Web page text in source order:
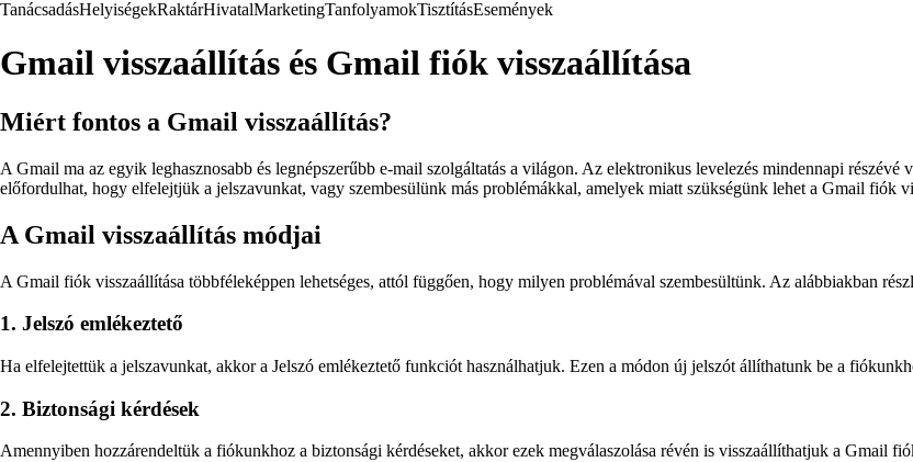
TanácsadásHelyiségekRaktárHivatalMarketingTanfolyamokTisztításEsemények
Gmail visszaállítás és Gmail fiók visszaállítása
Miért fontos a Gmail visszaállítás?
A Gmail ma az egyik leghasznosabb és legnépszerűbb e-mail szolgáltatás a világon. Az elektronikus levelezés mindennapi
előfordulhat, hogy elfelejtjük a jelszavunkat, vagy szembesülünk más problémákkal, amelyek miatt szükségünk lehet a Gmail fiók
A Gmail visszaállítás módjai
A Gmail fiók visszaállítása többféleképpen lehetséges, attól függően, hogy milyen problémával szembesültünk. Az alábbiakban
1. Jelszó emlékeztető
Ha elfelejtettük a jelszavunkat, akkor a Jelszó emlékeztető funkciót használhatjuk. Ezen a módon új jelszót állíthatunk be a
2. Biztonsági kérdések
Amennyiben hozzárendeltük a fiókunkhoz a biztonsági kérdéseket, akkor ezek megválaszolása révén is visszaállíthatjuk a Gmail